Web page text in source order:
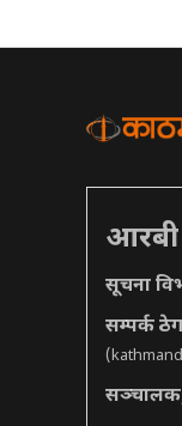
आरबी
सूचना
सम्पर्क
(